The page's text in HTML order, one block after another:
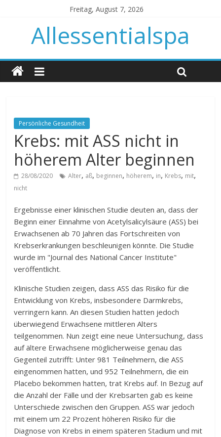
Freitag, August 7, 2026
Allessentialspa
Persönliche Gesundheit
Krebs: mit ASS nicht in
höherem Alter beginnen
28/08/2020 Alter, aß, beginnen, höherem, in, Krebs, mit,
nicht
Ergebnisse einer klinischen Studie deuten an, dass der
Beginn einer Einnahme von Acetylsalicylsäure (ASS) bei
Erwachsenen ab 70 Jahren das Fortschreiten von
Krebserkrankungen beschleunigen könnte. Die Studie
wurde im "Journal des National Cancer Institute"
veröffentlicht.
Klinische Studien zeigen, dass ASS das Risiko für die
Entwicklung von Krebs, insbesondere Darmkrebs,
verringern kann. An diesen Studien hatten jedoch
überwiegend Erwachsene mittleren Alters
teilgenommen. Nun zeigt eine neue Untersuchung, dass
auf ältere Erwachsene möglicherweise genau das
Gegenteil zutrifft: Unter 981 Teilnehmern, die ASS
eingenommen hatten, und 952 Teilnehmern, die ein
Placebo bekommen hatten, trat Krebs auf. In Bezug auf
die Anzahl der Fälle und der Krebsarten gab es keine
Unterschiede zwischen den Gruppen. ASS war jedoch
mit einem um 22 Prozent höheren Risiko für die
Diagnose von Krebs in einem späteren Stadium und mit